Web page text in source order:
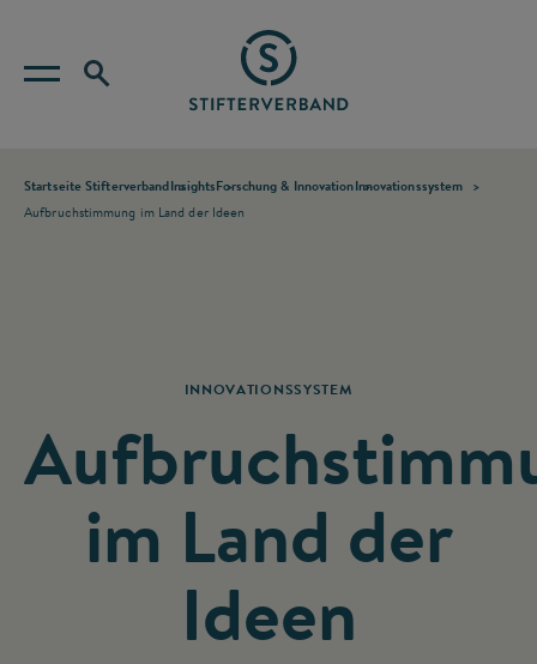
Startseite StifterverbandInsightsForschung & InnovationInnovationssystem
Aufbruchstimmung im Land der Ideen
INNOVATIONSSYSTEM
im Land der
Ideen